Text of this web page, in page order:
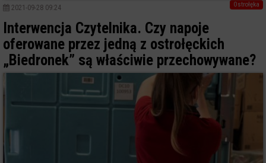
Ostrołęka
2021-09-28 09:24
Interwencja Czytelnika. Czy napoje
oferowane przez jedną z ostrołęckich
„Biedronek” są właściwie przechowywane?